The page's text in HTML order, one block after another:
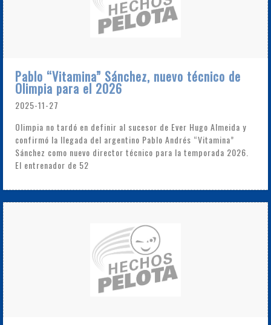
Pablo “Vitamina” Sánchez, nuevo técnico de
Olimpia para el 2026
2025-11-27
Olimpia no tardó en definir al sucesor de Ever Hugo Almeida y
confirmó la llegada del argentino Pablo Andrés “Vitamina”
Sánchez como nuevo director técnico para la temporada 2026.
El entrenador de 52